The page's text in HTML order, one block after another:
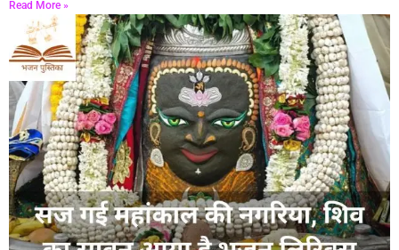
Read More »